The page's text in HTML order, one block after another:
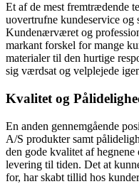
Et af de mest fremtrædende
uovertrufne kundeservice og
Kundenærværet og
markant forskel for mange
materialer til den hurtige
sig værdsat og velplejede
Kvalitet og
En anden gennemgående
A/S produkter samt
den gode kvalitet af
levering til tiden. Det at
for, har skabt tillid hos